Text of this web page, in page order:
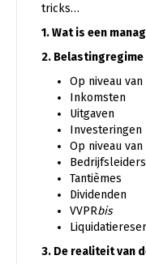
tricks…
1. Wat is een
2. Belastingregime
Op niveau
Inkomsten
Uitgaven
Investeringen
Op niveau
Tantièmes
Dividenden
VVPRbis
3. De realiteit van